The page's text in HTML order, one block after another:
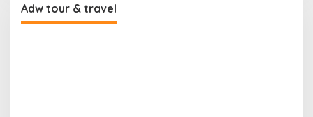
Adw tour & travel